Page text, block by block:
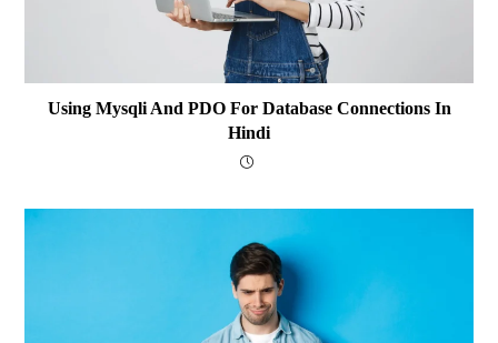
Using Mysqli And PDO For Database Connections In
Hindi